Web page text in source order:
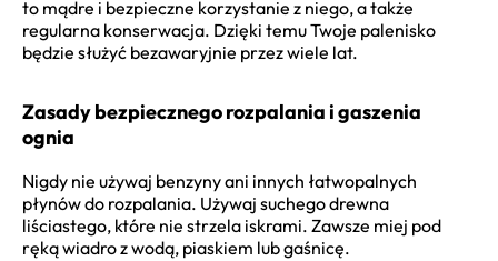
to mądre i bezpieczne korzystanie z niego, a także
regularna konserwacja. Dzięki temu Twoje palenisko
będzie służyć bezawaryjnie przez wiele lat.
Zasady bezpiecznego rozpalania i gaszenia
ognia
Nigdy nie używaj benzyny ani innych łatwopalnych
płynów do rozpalania. Używaj suchego drewna
liściastego, które nie strzela iskrami. Zawsze miej pod
ręką wiadro z wodą, piaskiem lub gaśnicę.